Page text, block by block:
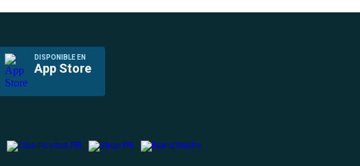
DISPONIBLE EN
App Store